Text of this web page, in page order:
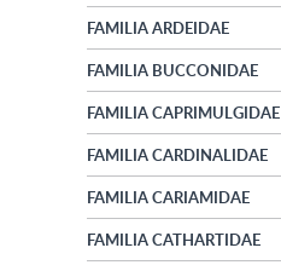
FAMILIA ARDEIDAE
FAMILIA BUCCONIDAE
FAMILIA CAPRIMULGIDAE
FAMILIA CARDINALIDAE
FAMILIA CARIAMIDAE
FAMILIA CATHARTIDAE